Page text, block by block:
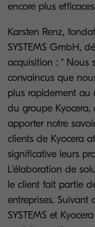
encore plus
Karsten Renz,
SYSTEMS GmbH,
acquisition : " Nous
convaincus que
plus rapidement au
du groupe
apporter notre
clients de Kyocera
significative leurs
L'élaboration de
le client fait partie
entreprises. Suivant
SYSTEMS et